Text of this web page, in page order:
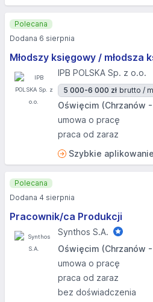
Młodszy księgowy / młodsza
IPB POLSKA Sp. z o.o.
5 000-6 000 zł brutto /
Oświęcim (Chrzanów -
umowa o pracę
praca od zaraz
Szybkie aplikowanie
Polecana
Dodana 6 sierpnia
Pracownik/ca Produkcji
Synthos S.A.
Oświęcim (Chrzanów -
umowa o pracę
praca od zaraz
bez doświadczenia
Polecana
Dodana 4 sierpnia